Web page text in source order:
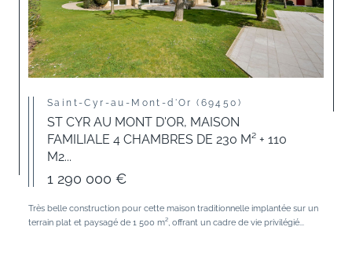
Saint-Cyr-au-Mont-d'Or (69450)
ST CYR AU MONT D'OR, MAISON
FAMILIALE 4 CHAMBRES DE 230 M² + 110
M2...
1 290 000 €
Très belle construction pour cette maison traditionnelle implantée sur un
terrain plat et paysagé de 1 500 m², offrant un cadre de vie privilégié...